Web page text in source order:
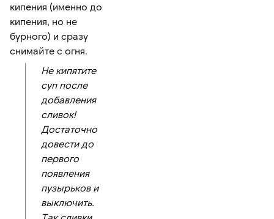
кипения (именно до
кипения, но не
бурного) и сразу
снимайте с огня.
Не кипятите
суп после
добавления
сливок!
Достаточно
довести до
первого
появления
пузырьков и
выключить.